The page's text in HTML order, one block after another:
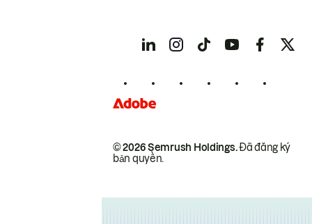
© 2026 Semrush Holdings.Đã đăng ký
bản quyền.